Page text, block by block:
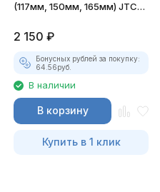
(117мм, 150мм, 165мм) JTC-
2 150 ₽
Бонусных рублей за покупку:
64.56руб.
В наличии
В корзину
Купить в 1 клик